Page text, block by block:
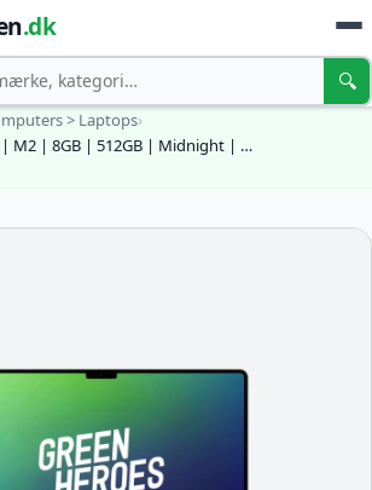
.dk
🔍
> Laptops›
| M2 | 8GB | 512GB | Midnight | …